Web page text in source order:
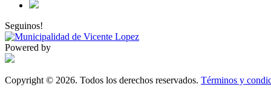
Seguinos!
Powered by
Copyright © 2026. Todos los derechos reservados. Términos y